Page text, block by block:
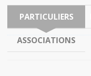
PARTICULIERS
ASSOCIATIONS